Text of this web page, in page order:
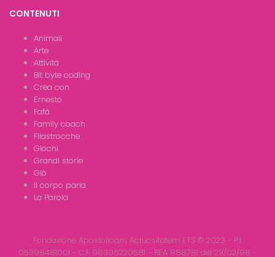
CONTENUTI
Animali
Arte
Attività
Bit byte coding
Crea con
Ernesto
Fafà
Family coach
Filastrocche
Giochi
Grandi storie
Giò
Il corpo parla
La Parola
Fondazione Apostolicam Actuositatem ETS © 2023 - P.I.
05398481001 - C.F 96306220581 - REA 888781 del 23/02/98 -